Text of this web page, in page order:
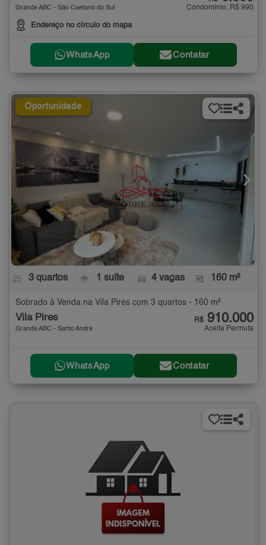
Grande ABC - São Caetano do Sul
Endereço no círculo do mapa
Condomínio: R$ 990
WhatsApp Contatar
Oportunidade
3 quartos 1 suíte 4 vagas 160 m²
Sobrado à Venda na Vila Pires com 3 quartos - 160 m²
Vila Pires
Grande ABC - Santo André
R$ 910.000
Aceita Permuta
WhatsApp Contatar